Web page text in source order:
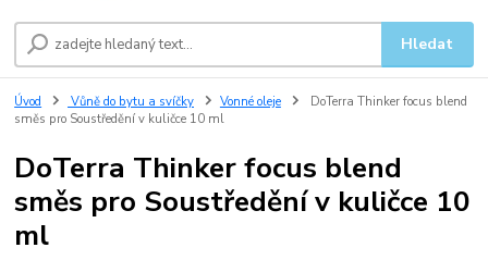
Hledat
Úvod Vůně do bytu a svíčky Vonné oleje
DoTerra Thinker focus blend
směs pro Soustředění v kuličce 10 ml
DoTerra Thinker focus blend
směs pro Soustředění v kuličce 10
ml